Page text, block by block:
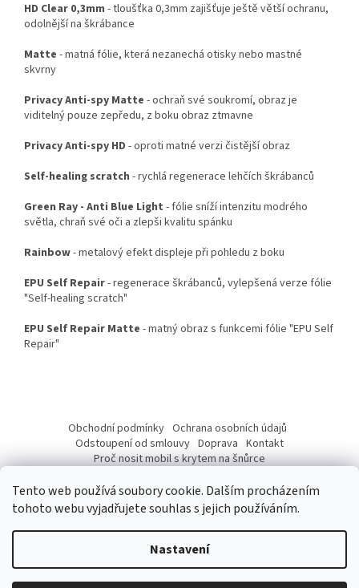
Tento web používá soubory cookie. Dalším procházením
tohoto webu vyjadřujete souhlas s jejich používáním.
Nastavení
Vážení Zákazníci, od 10. 07 do 17. 07. 2026 budeme mít provozní
HD Clear 0,3mm - tloušťka 0,3mm zajišťuje ještě větší ochranu,
odolnější na škrábance
Matte - matná fólie, která nezanechá otisky nebo mastné
skvrny
Privacy Anti-spy Matte - ochraň své soukromí, obraz je
viditelný pouze zepředu, z boku obraz ztmavne
Privacy Anti-spy HD - oproti matné verzi čistější obraz
Self-healing scratch - rychlá regenerace lehčích škrábanců
Green Ray - Anti Blue Light - fólie sníží intenzitu modrého
světla, chraň své oči a zlepši kvalitu spánku
Rainbow- metalový efekt displeje při pohledu z boku
EPU Self Repair- regenerace škrábanců, vylepšená verze fólie
"Self-healing scratch"
EPU Self Repair Matte - matný obraz s funkcemi fólie "EPU Self
Repair"
a
Obchodní podmínky Ochrana osobních údajů
Odstoupení od smlouvy Doprava Kontakt
Proč nosit mobil s krytem na šnůrce
Vytvořil Shoptet